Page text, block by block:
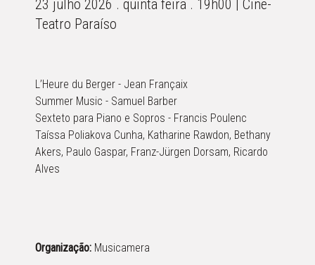
23 julho 2026 . quinta feira . 19h00 | Cine-
Teatro Paraíso
L’Heure du Berger - Jean Françaix
Summer Music - Samuel Barber
Sexteto para Piano e Sopros - Francis Poulenc
Taíssa Poliakova Cunha, Katharine Rawdon, Bethany
Akers, Paulo Gaspar, Franz-Jürgen Dorsam, Ricardo
Alves
Organização: Musicamera